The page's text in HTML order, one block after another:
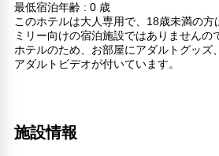
最低宿泊年齢 : 0 歳
このホテルは大人専用で、18歳未満の方
ミリー向けの宿泊施設ではありませんの
ホテルのため、お部屋にアダルトグッズ
アダルトビデオが付いています。
施設情報